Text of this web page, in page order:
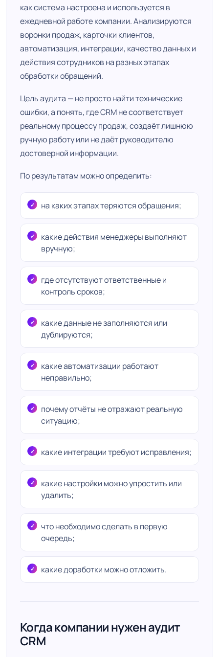
как система настроена и используется в
ежедневной работе компании. Анализируются
воронки продаж, карточки клиентов,
автоматизация, интеграции, качество данных и
действия сотрудников на разных этапах
обработки обращений.
Цель аудита — не просто найти технические
ошибки, а понять, где CRM не соответствует
реальному процессу продаж, создаёт лишнюю
ручную работу или не даёт руководителю
достоверной информации.
По результатам можно определить:
на каких этапах теряются обращения;
какие действия менеджеры выполняют
вручную;
где отсутствуют ответственные и
контроль сроков;
какие данные не заполняются или
дублируются;
какие автоматизации работают
неправильно;
почему отчёты не отражают реальную
ситуацию;
какие интеграции требуют исправления;
какие настройки можно упростить или
удалить;
что необходимо сделать в первую
очередь;
какие доработки можно отложить.
Когда компании нужен аудит
CRM